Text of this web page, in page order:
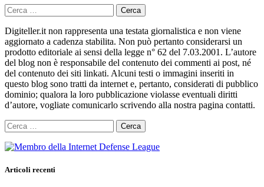
Ricerca
per:
Digiteller.it non rappresenta una testata giornalistica e non viene
aggiornato a cadenza stabilita. Non può pertanto considerarsi un
prodotto editoriale ai sensi della legge n° 62 del 7.03.2001. L’autore
del blog non è responsabile del contenuto dei commenti ai post, né
del contenuto dei siti linkati. Alcuni testi o immagini inseriti in
questo blog sono tratti da internet e, pertanto, considerati di pubblico
dominio; qualora la loro pubblicazione violasse eventuali diritti
d’autore, vogliate comunicarlo scrivendo alla nostra pagina contatti.
Ricerca
per:
Articoli recenti